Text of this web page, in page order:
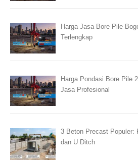
Harga Jasa Bore Pile
Terlengkap
Harga Pondasi Bore Pile
Jasa Profesional
3 Beton Precast Populer:
dan U Ditch